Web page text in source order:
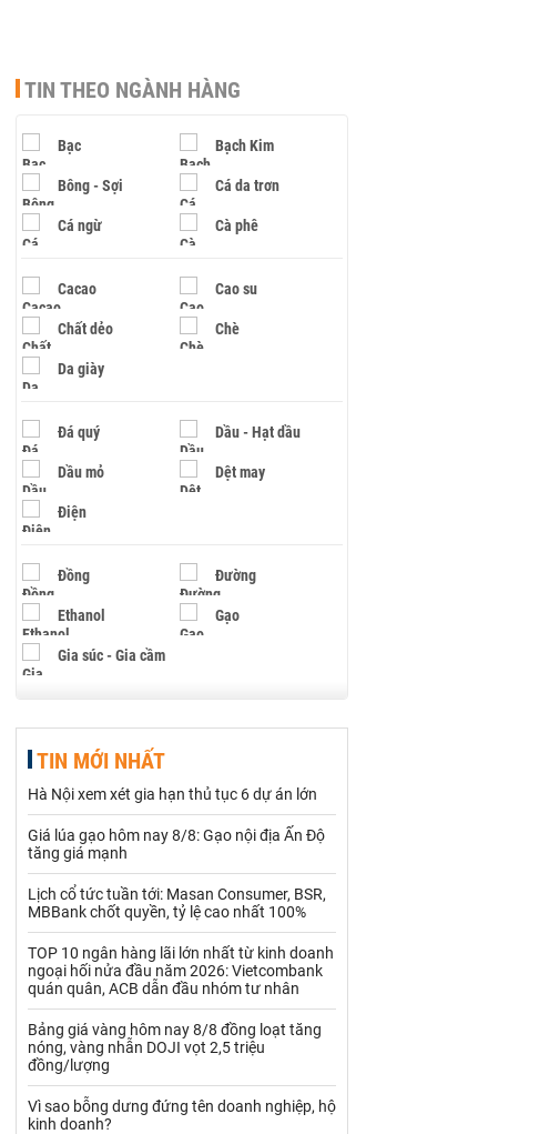
TIN THEO NGÀNH HÀNG
Bạc Bạch Kim
Bông - Sợi Cá da trơn
Cá ngừ Cà phê
Cacao Cao su
Chất dẻo Chè
Da giày
Đá quý Dầu - Hạt dầu
Dầu mỏ Dệt may
Điện
Đồng Đường
Ethanol Gạo
Gia súc - Gia cầm
Hạt điều
Khí đốt
Kim loại khác
Muối Ngũ cốc
Palladium Phân bón
Rau - Củ -Quả Sắt thép
Sữa
TIN MỚI NHẤT
Hà Nội xem xét gia hạn thủ tục 6 dự án lớn
Giá lúa gạo hôm nay 8/8: Gạo nội địa Ấn Độ
tăng giá mạnh
Lịch cổ tức tuần tới: Masan Consumer, BSR,
MBBank chốt quyền, tỷ lệ cao nhất 100%
TOP 10 ngân hàng lãi lớn nhất từ kinh doanh
ngoại hối nửa đầu năm 2026: Vietcombank
quán quân, ACB dẫn đầu nhóm tư nhân
Bảng giá vàng hôm nay 8/8 đồng loạt tăng
nóng, vàng nhẫn DOJI vọt 2,5 triệu
đồng/lượng
Vì sao bỗng dưng đứng tên doanh nghiệp, hộ
kinh doanh?